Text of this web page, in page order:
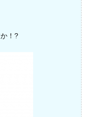
！?